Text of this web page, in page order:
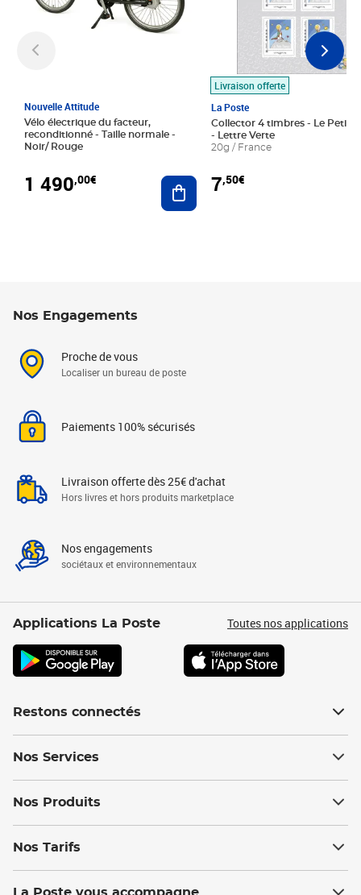
Nouvelle Attitude
Vélo électrique du facteur,
reconditionné - Taille normale -
Noir/ Rouge
1 490,00€ Ajouter au panier
Livraison offerte
La Poste
Collector 4 timbres - Le Petit
- Lettre Verte
20g / France
7,50€
Nos Engagements
Proche de vous
Localiser un bureau de poste
Paiements 100% sécurisés
Livraison offerte dès 25€ d'achat
Hors livres et hors produits marketplace
Nos engagements
sociétaux et environnementaux
Applications La Poste Toutes nos applications
Restons connectés
Nos Services
Nos Produits
Nos Tarifs